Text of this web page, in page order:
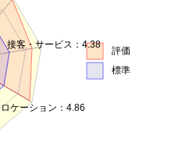
接客・サービス：4.38
ロケーション：4.86
評価
標準